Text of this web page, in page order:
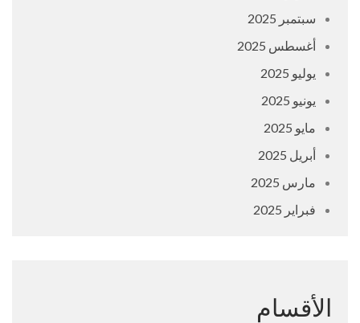
سبتمبر 2025
أغسطس 2025
يوليو 2025
يونيو 2025
مايو 2025
أبريل 2025
مارس 2025
فبراير 2025
الأقسام